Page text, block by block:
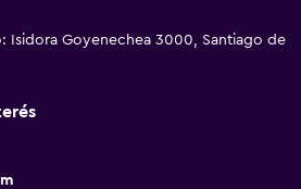
Isidora Goyenechea 3000, Santiago de